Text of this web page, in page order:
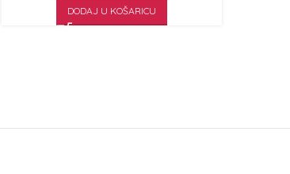
DODAJ U KOŠARICU